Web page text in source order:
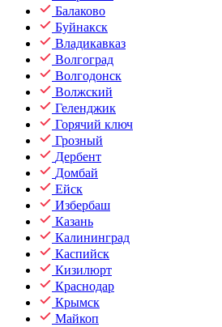
Балаково
Буйнакск
Владикавказ
Волгоград
Волгодонск
Волжский
Геленджик
Горячий ключ
Грозный
Дербент
Домбай
Ейск
Избербаш
Казань
Калининград
Каспийск
Кизилюрт
Краснодар
Крымск
Майкоп